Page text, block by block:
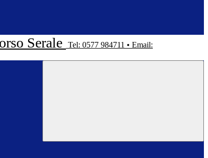
Serale
Tel: 0577 984711 • Email: